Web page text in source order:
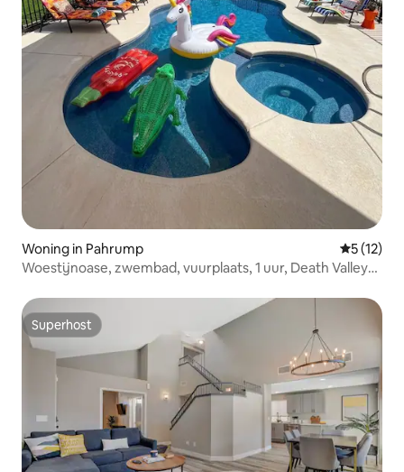
Woning in Pahrump
5 (12)
Woestijnoase, zwembad, vuurplaats, 1 uur, Death Valley
Superhost
Superhost